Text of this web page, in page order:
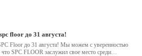
spc floor до 31 августа!
Floor до 31 августа! Мы можем с уверенностью
что SPC FLOOR заслужил свое место среди